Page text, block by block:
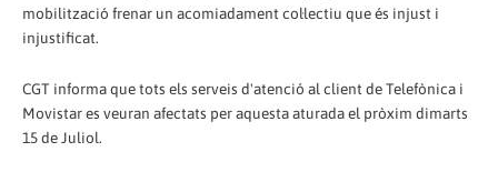
mobilització frenar un acomiadament col·lectiu que és injust i
injustificat.
CGT informa que tots els serveis d'atenció al client de Telefònica i
Movistar es veuran afectats per aquesta aturada el pròxim dimarts
15 de Juliol.